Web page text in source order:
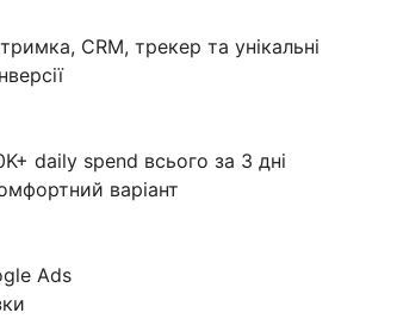
CRM, трекер та унікальні
daily spend всього за 3 дні
варіант
Ads